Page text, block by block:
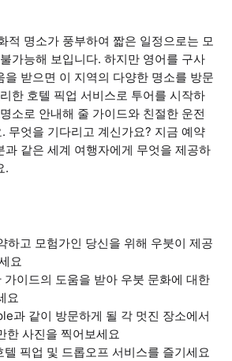
적 명소가 풍부하여 짧은 일정으로는 모
가능해 보입니다. 하지만 영어를 구사
을 받으면 이 지역의 다양한 명소를 방문
한 호텔 픽업 서비스로 투어를 시작하
소로 안내해 줄 가이드와 친절한 운전
무엇을 기다리고 계신가요? 지금 예약
과 같은 세계 여행자에게 무엇을 제공하
.
하고 모험가인 당신을 위해 우붓이 제공
요
이드의 도움을 받아 우붓 문화에 대한
요
과 같이 방문하게 될 각 멋진 장소에서
한 사진을 찍어보세요
픽업 및 드롭오프 서비스를 즐기세요